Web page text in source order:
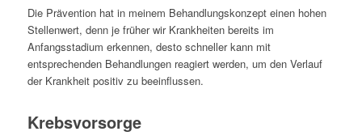
Die Prävention hat in meinem Behandlungskonzept einen hohen
Stellenwert, denn je früher wir Krankheiten bereits im
Anfangsstadium erkennen, desto schneller kann mit
entsprechenden Behandlungen reagiert werden, um den Verlauf
der Krankheit positiv zu beeinflussen.
Krebsvorsorge